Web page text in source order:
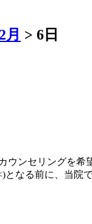
2月 > 6日
ウンセリングを希
となる前に、当院